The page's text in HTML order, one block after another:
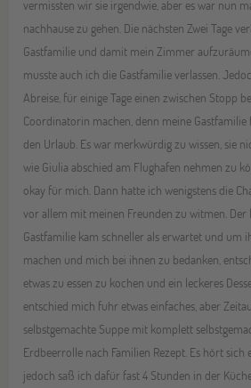
vermissten wir sie irgendwie, aber es war nun
nachhause zu gehen. Die nächsten Zwei Tage
Gastfamilie und damit mein Zimmer
musste auch ich die Gastfamilie verlassen.
Abreise, für einige Tage einen zwischen Stopp
Coordinatorin machen, denn meine
den Urlaub. Es war merkwürdig zu wissen, sie
wie Giulia abschied am Flughafen nehmen zu
okay für mich. Dann hatte ich wenigstens die
vor allem mit meinen Freunden zu witmen. Der
Gastfamilie kam schneller als erwartet und um
machen und mich bei ihnen zu bedanken,
etwas zu essen zu kochen und ein leckeres
entschied mich fuhr etwas einfaches, aber
selbstgemachte Suppe mit komplett
Erdbeerrolle nach Familien Rezept. Es hört sich
jedoch saß ich dafür fast 4 Stunden in der